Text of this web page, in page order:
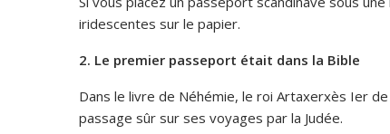
iridescentes sur le papier.
2. Le premier passeport était dans la Bible
Dans le livre de Néhémie, le roi Artaxerxès Ier
passage sûr sur ses voyages par la Judée.